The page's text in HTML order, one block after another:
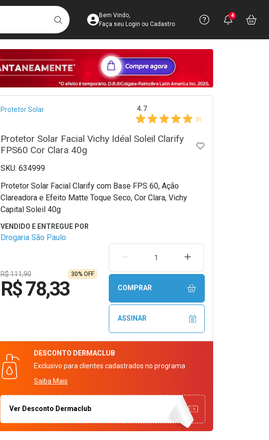
BUSCARAcesse sua Conta
Bem Vindo,
Faça seu Login ou Cadastro
Precisa
Ver Recursos
Você
4
Breadcrumb
Protetor Solar 4.7
31
Protetor Solar Facial Vichy Idéal Soleil Clarify
FPS60 Cor Clara 40g
ADICIONAR AOS
634999
Protetor Solar Facial Clarify com Base FPS 60, Ação
Clareadora e Efeito Matte Toque Seco, Cor Clara, Vichy
Capital Soleil 40g
Drogaria São Paulo
R$ 111,90 30% OFF
R$ 78,33
REMOVER UMA UNIDADEAUMENTAR UMA
COMPRAR
ASSINAR
DESCONTO DERMACLUB
Exclusivo para clientes cadastrados no programa
Saiba Mais
Ver Desconto Dermaclub